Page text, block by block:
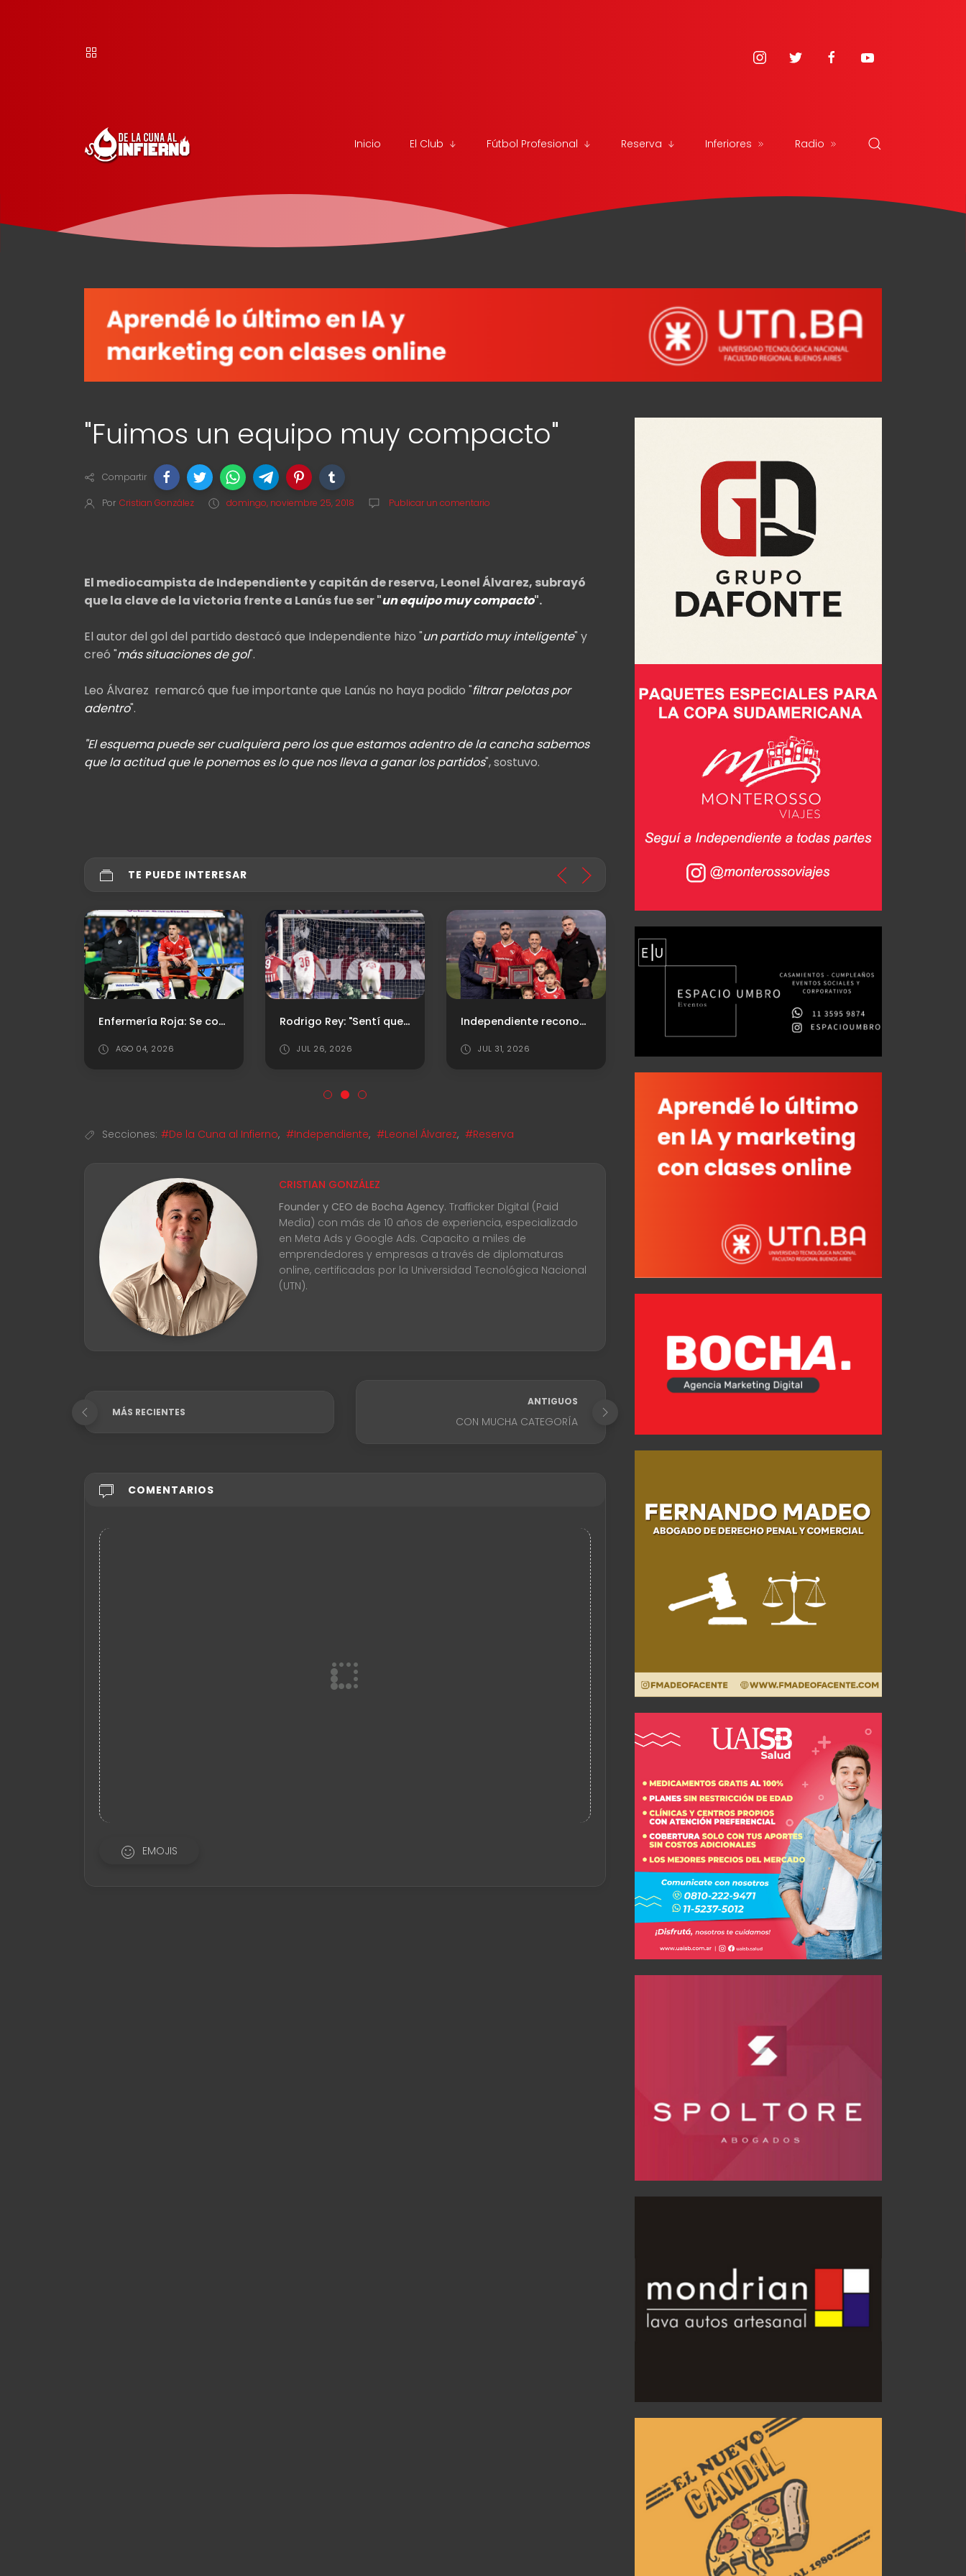
Inicio El Club Fútbol Profesional Reserva Inferiores Radio
"Fuimos un equipo muy compacto"
Compartir
Por Cristian González domingo, noviembre 25, 2018 Publicar un comentario
El mediocampista de Independiente y capitán de reserva, Leonel Álvarez, subrayó
que la clave de la victoria frente a Lanús fue ser "un equipo muy compacto".
El autor del gol del partido destacó que Independiente hizo "un partido muy inteligente" y
creó "más situaciones de gol".
Leo Álvarez remarcó que fue importante que Lanús no haya podido "filtrar pelotas por
adentro".
"El esquema puede ser cualquiera pero los que estamos adentro de la cancha sabemos
que la actitud que le ponemos es lo que nos lleva a ganar los partidos", sostuvo.
TE PUEDE INTERESAR
Enfermería Roja: Se conoció la lesión de Leo Godoy
AGO 04, 2026
Rodrigo Rey: "Sentí que el penal podía ir ahí"
JUL 26, 2026
Independiente reconoció a Gabriel Ávalos y Santiago Arias en la previa del triunfo
JUL 31, 2026
Secciones: #De la Cuna al Infierno, #Independiente, #Leonel Álvarez, #Reserva
CRISTIAN GONZÁLEZ
Founder y CEO de Bocha Agency. Trafficker Digital (Paid
Media) con más de 10 años de experiencia, especializado
en Meta Ads y Google Ads. Capacito a miles de
emprendedores y empresas a través de diplomaturas
online, certificadas por la Universidad Tecnológica Nacional
(UTN).
MÁS RECIENTES
ANTIGUOS
CON MUCHA CATEGORÍA
COMENTARIOS
EMOJIS